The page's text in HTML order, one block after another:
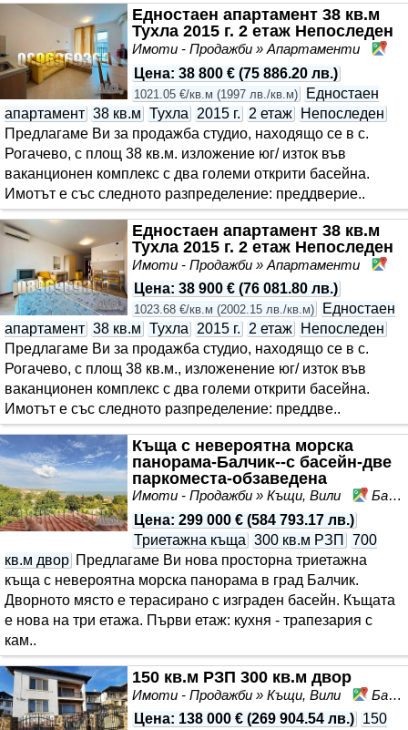
Едностаен апартамент 38 кв.м
Тухла 2015 г. 2 етаж Непоследен
Имоти - Продажби » Апартаменти
Цена: 38 800 € (75 886.20 лв.)
1021.05 €/кв.м (1997 лв./кв.м)
Едностаен
апартамент 38 кв.м Тухла 2015 г. 2 етаж
Непоследен
Предлагаме Ви за продажба студио, находящо се в с.
Рогачево, с площ 38 кв.м. изложение юг/ изток във
ваканционен комплекс с два големи открити басейна.
Имотът е със следното разпределение: преддверие..
Едностаен апартамент 38 кв.м
Тухла 2015 г. 2 етаж Непоследен
Имоти - Продажби » Апартаменти
Цена: 38 900 € (76 081.80 лв.)
1023.68 €/кв.м (2002.15 лв./кв.м)
Едностаен
апартамент 38 кв.м Тухла 2015 г. 2 етаж
Непоследен
Предлагаме Ви за продажба студио, находящо се в с.
Рогачево, с площ 38 кв.м., изложенение юг/ изток във
ваканционен комплекс с два големи открити басейна.
Имотът е със следното разпределение: преддве..
Къща с невероятна морска
панорама-Балчик--с басейн-две
паркоместа-обзаведена
Имоти - Продажби » Къщи, Вили
Балчик, област Добрич
Цена: 299 000 € (584 793.17 лв.)
Триетажна къща 300 кв.м РЗП
700
кв.м двор Предлагаме Ви нова просторна триетажна
къща с невероятна морска панорама в град Балчик.
Дворното място е терасирано с изграден басейн. Къщата
е нова на три етажа. Първи етаж: кухня - трапезария с
кам..
150 кв.м РЗП 300 кв.м двор
Имоти - Продажби » Къщи, Вили
Балчик, област Добрич
Цена: 138 000 € (269 904.54 лв.) 150